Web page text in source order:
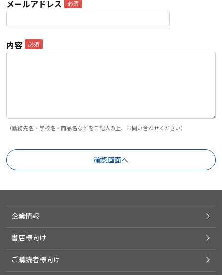
メールアドレス
内容
（勤務先名・学校名・商品名などをご記入の上、お問い合わせください）
企業情報
書店様向け
ご購読者様向け